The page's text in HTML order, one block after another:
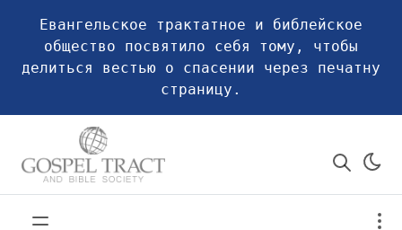
Евангельское трактатное и библейское
общество посвятило себя тому, чтобы
делиться вестью о спасении через печатну
страницу.